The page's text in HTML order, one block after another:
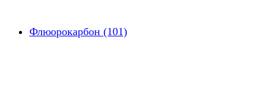
Флюорокарбон (101)